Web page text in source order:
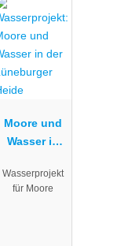
Moore und
Wasser in
Lüneburger
Heide
Wasserprojekt
für Moore